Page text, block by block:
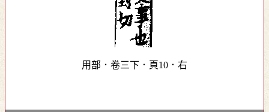
用部．卷三下．頁10．右